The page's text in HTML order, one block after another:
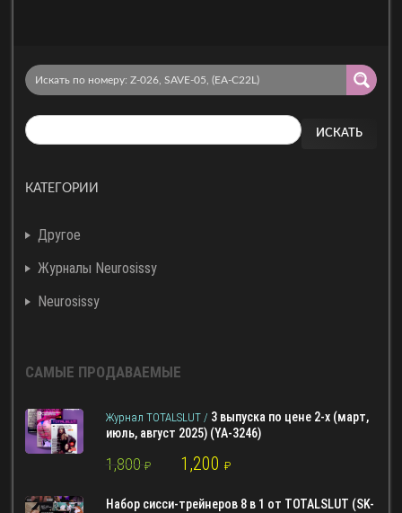
ИСКАТЬ
КАТЕГОРИИ
Другое
Журналы Neurosissy
Neurosissy
САМЫЕ ПРОДАВАЕМЫЕ
Журнал TOTALSLUT / 3 выпуска по цене 2-х (март,
июль, август 2025) (YA-3246)
1,800 ₽ 1,200 ₽
Набор сисси-трейнеров 8 в 1 от TOTALSLUT (SK-